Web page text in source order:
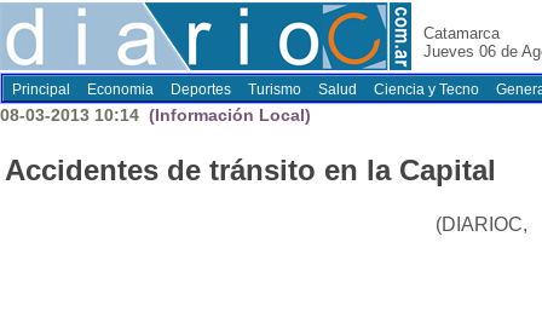
Catamarca
Jueves 06 de
Principal Economia Deportes Turismo Salud Ciencia y Tecno
08-03-2013 10:14 (Información Local)
Accidentes de tránsito en la Capital
(DIARIOC,